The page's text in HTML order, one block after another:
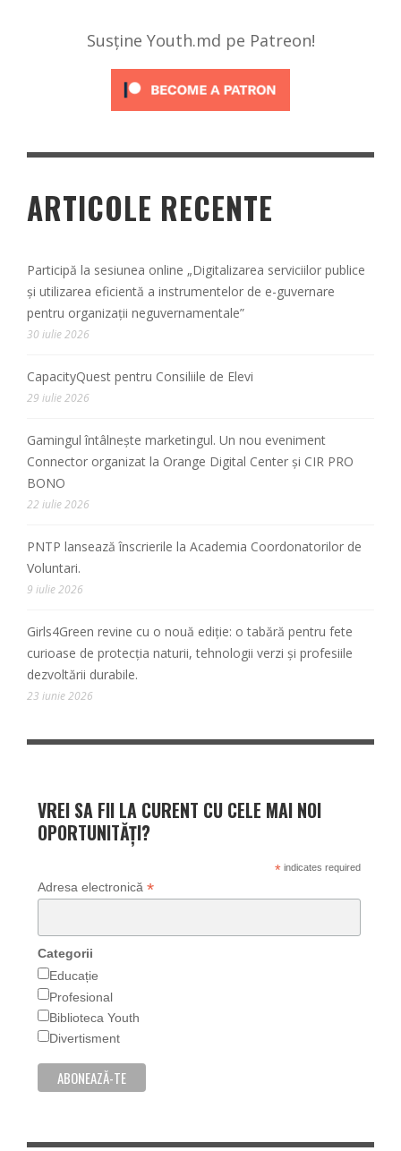
Susține Youth.md pe Patreon!
ARTICOLE RECENTE
Participă la sesiunea online „Digitalizarea serviciilor publice
și utilizarea eficientă a instrumentelor de e-guvernare
pentru organizații neguvernamentale”
30 iulie 2026
CapacityQuest pentru Consiliile de Elevi
29 iulie 2026
Gamingul întâlnește marketingul. Un nou eveniment
Connector organizat la Orange Digital Center și CIR PRO
BONO
22 iulie 2026
PNTP lansează înscrierile la Academia Coordonatorilor de
Voluntari.
9 iulie 2026
Girls4Green revine cu o nouă ediție: o tabără pentru fete
curioase de protecția naturii, tehnologii verzi și profesiile
dezvoltării durabile.
23 iunie 2026
VREI SA FII LA CURENT CU CELE MAI NOI
OPORTUNITĂȚI?
*indicates required
Adresa electronică *
Categorii
Educație
Profesional
Biblioteca Youth
Divertisment